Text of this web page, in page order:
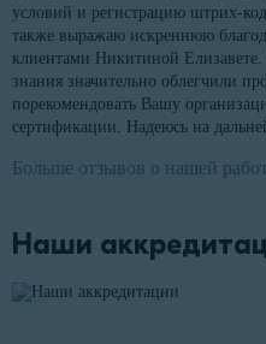
условий и регистрацию штрих-
также выражаю искреннюю
клиентами Никитиной
знания значительно облегчили
порекомендовать Вашу
сертификации. Надеюсь на
Больше отзывов о нашей
Наши